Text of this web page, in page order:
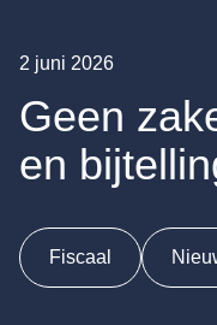
2 juni 2026
Geen
en
Fiscaal